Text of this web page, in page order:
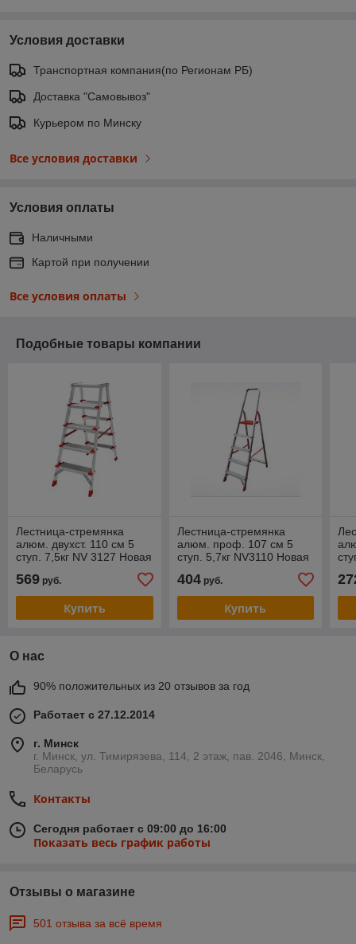
Условия доставки
Транспортная компания(по Регионам РБ)
Доставка "Самовывоз"
Курьером по Минску
Все условия доставки
Условия оплаты
Наличными
Картой при получении
Все условия оплаты
Подобные товары компании
Лестница-стремянка
алюм. двухст. 110 см 5
ступ. 7,5кг NV 3127 Новая
569 руб.
Купить
Лестница-стремянка
алюм. проф. 107 см 5
ступ. 5,7кг NV3110 Новая
404руб.
Купить
О нас
90% положительных из 20 отзывов за год
Работает с 27.12.2014
г. Минск
г. Минск, ул. Тимирязева, 114, 2 этаж, пав. 2046, Минск,
Беларусь
Контакты
Сегодня работает с 09:00 до 16:00
Показать весь график работы
Отзывы о магазине
501 отзыва за всё время